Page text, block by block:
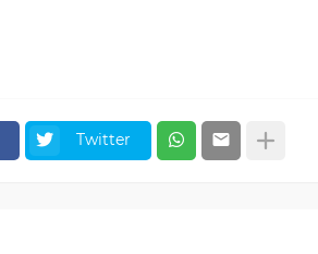
Twitter